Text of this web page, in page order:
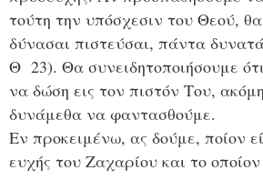
τούτη την υπόσχεσιν του Θεού, θα
δύνασαι πιστεύσαι, πάντα
Θ 23). Θα συνειδητοποιήσουμε
να δώση εις τον πιστόν Του,
δυνάμεθα να φαντασθούμε.
Εν προκειμένω, ας δούμε, ποίον
ευχής του Ζαχαρίου και το